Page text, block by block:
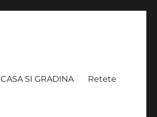
CASA SI GRADINA Retete